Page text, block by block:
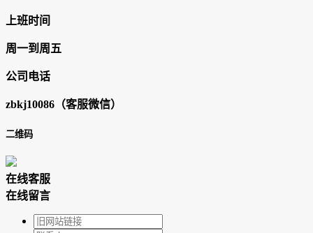
上班时间
周一到周五
公司电话
zbkj10086（客服微信）
二维码
在线客服
在线留言